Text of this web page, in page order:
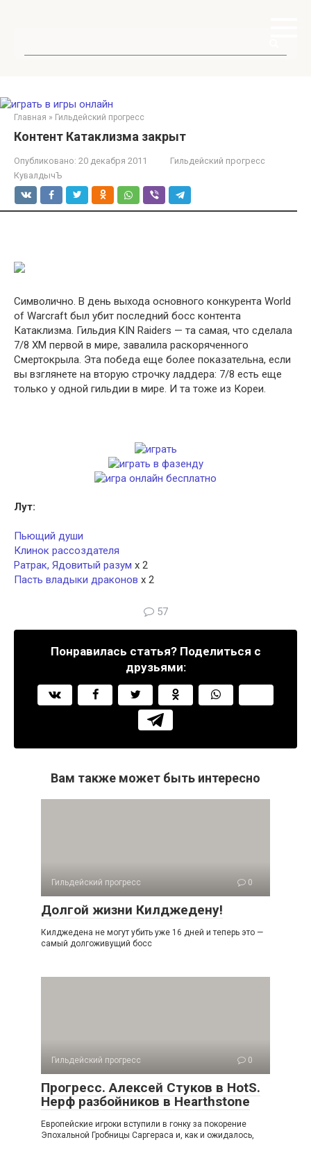
Главная » Гильдейский прогресс
Контент Катаклизма закрыт
Опубликовано: 20 декабря 2011
Гильдейский прогресс
КувалдычЪ
Символично. В день выхода основного конкурента World
of Warcraft был убит последний босс контента
Катаклизма. Гильдия KIN Raiders — та самая, что сделала
7/8 ХМ первой в мире, завалила раскоряченного
Смертокрыла. Эта победа еще более показательна, если
вы взглянете на вторую строчку ладдера: 7/8 есть еще
только у одной гильдии в мире. И та тоже из Кореи.
Лут:
Пьющий души
Клинок рассоздателя
Ратрак, Ядовитый разум х 2
Пасть владыки драконов х 2
57
Понравилась статья? Поделиться с
друзьями:
Вам также может быть интересно
Гильдейский прогресс 0
Долгой жизни Килджедену!
Килджедена не могут убить уже 16 дней и теперь это —
самый долгоживущий босс
Гильдейский прогресс 0
Прогресс. Алексей Стуков в HotS.
Нерф разбойников в Hearthstone
Европейские игроки вступили в гонку за покорение
Эпохальной Гробницы Саргераса и, как и ожидалось,